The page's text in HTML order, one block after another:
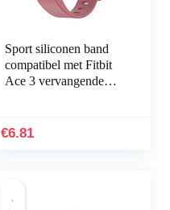
Sport siliconen band
compatibel met Fitbit
Ace 3 vervangende
horlogearmband…
€6.81